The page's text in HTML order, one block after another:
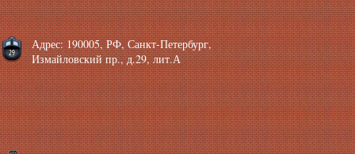
Аренда офиса Технологический институт
Аренда помещений Фрунзенская
Адрес: 190005, РФ, Санкт-Петербург,
Измайловский пр., д.29, лит.А